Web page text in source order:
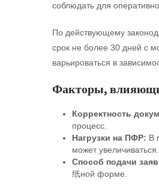
соблюдать для
По действующему
срок не более 30 дней с
варьироваться в
Факторы,
Корректность
процесс.
Нагрузки на ПФР: В
может увеличиваться.
Способ подачи
纸ной форме.